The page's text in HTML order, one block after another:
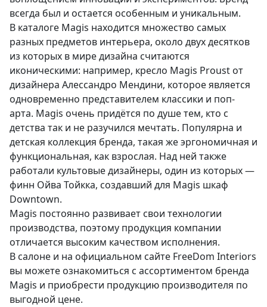
всегда был и остается особенным и уникальным.
В каталоге Magis находится множество самых
разных предметов интерьера, около двух десятков
из которых в мире дизайна считаются
иконическими: например, кресло Magis Proust от
дизайнера Алессандро Мендини, которое является
одновременно представителем классики и поп-
арта. Magis очень придётся по душе тем, кто с
детства так и не разучился мечтать. Популярна и
детская коллекция бренда, такая же эргономичная и
функциональная, как взрослая. Над ней также
работали культовые дизайнеры, один из которых —
финн Ойва Тойкка, создавший для Magis шкаф
Downtown.
Magis постоянно развивает свои технологии
производства, поэтому продукция компании
отличается высоким качеством исполнения.
В салоне и на официальном сайте FreeDom Interiors
вы можете ознакомиться с ассортиментом бренда
Magis и приобрести продукцию производителя по
выгодной цене.